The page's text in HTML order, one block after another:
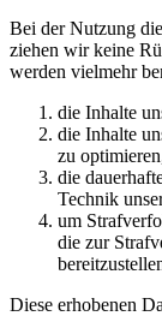
Bei der Nutzung
ziehen wir keine
werden vielmehr
die Inhalte
die Inhalte
zu
die
Technik
um
die zur
Diese erhobenen